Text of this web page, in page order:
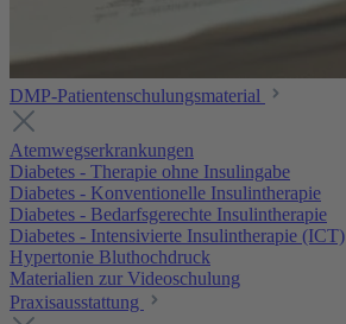
DMP-Patientenschulungsmaterial
Atemwegserkrankungen
Diabetes - Therapie ohne Insulingabe
Diabetes - Konventionelle Insulintherapie
Diabetes - Bedarfsgerechte Insulintherapie
Diabetes - Intensivierte Insulintherapie (ICT)
Hypertonie Bluthochdruck
Materialien zur Videoschulung
Praxisausstattung